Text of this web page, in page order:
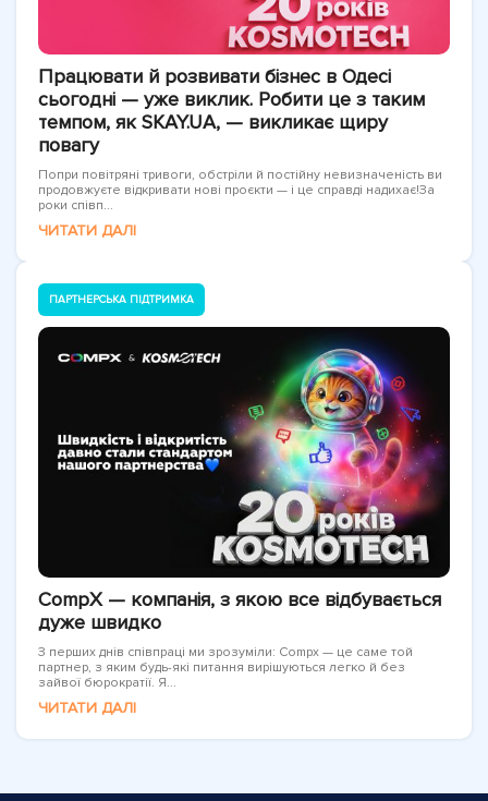
Працювати й розвивати бізнес в Одесі
сьогодні — уже виклик. Робити це з таким
темпом, як SKAY.UA, — викликає щиру
повагу
Попри повітряні тривоги, обстріли й постійну невизначеність ви
продовжуєте відкривати нові проєкти — і це справді надихає!За
роки співп...
ЧИТАТИ ДАЛІ
ПАРТНЕРСЬКА ПІДТРИМКА
CompX — компанія, з якою все відбувається
дуже швидко
З перших днів співпраці ми зрозуміли: Compx — це саме той
партнер, з яким будь-які питання вирішуються легко й без
зайвої бюрократії. Я...
ЧИТАТИ ДАЛІ